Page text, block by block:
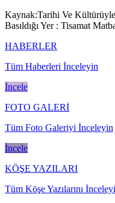
Kaynak:Tarihi Ve
Basıldığı Yer : Tisamat
HABERLER
Tüm Haberleri İnceleyin
İncele
FOTO GALERİ
Tüm Foto Galeriyi İnceleyin
İncele
KÖŞE YAZILARI
Tüm Köşe Yazılarını